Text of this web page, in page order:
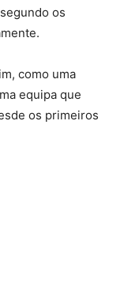
os
como uma
equipa que
os primeiros